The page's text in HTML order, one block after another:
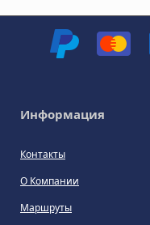
Информация
Контакты
О Компании
Маршруты